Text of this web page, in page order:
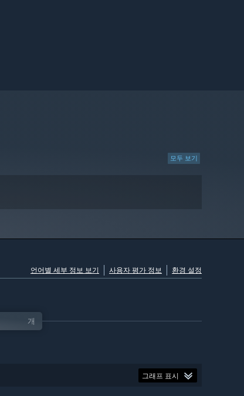
모두 보기
언어별 세부 정보 보기 사용자 평가 정보 환경 설정
개
그래프 표시